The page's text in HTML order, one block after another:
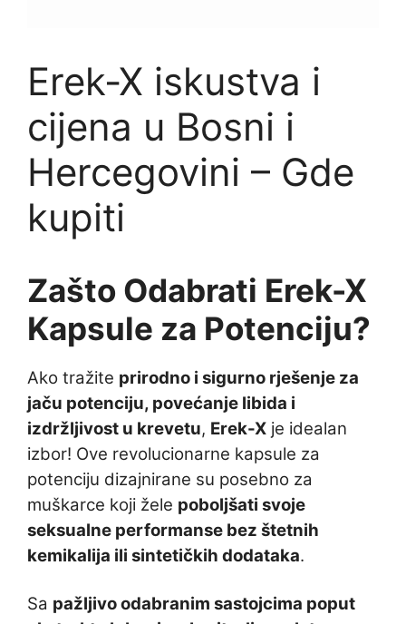
Erek-X iskustva i
cijena u Bosni i
Hercegovini – Gde
kupiti
Zašto Odabrati Erek-X
Kapsule za Potenciju?
Ako tražite prirodno i sigurno rješenje za
jaču potenciju, povećanje libida i
izdržljivost u krevetu, Erek-X je idealan
izbor! Ove revolucionarne kapsule za
potenciju dizajnirane su posebno za
muškarce koji žele poboljšati svoje
seksualne performanse bez štetnih
kemikalija ili sintetičkih dodataka.
Sa pažljivo odabranim sastojcima poput